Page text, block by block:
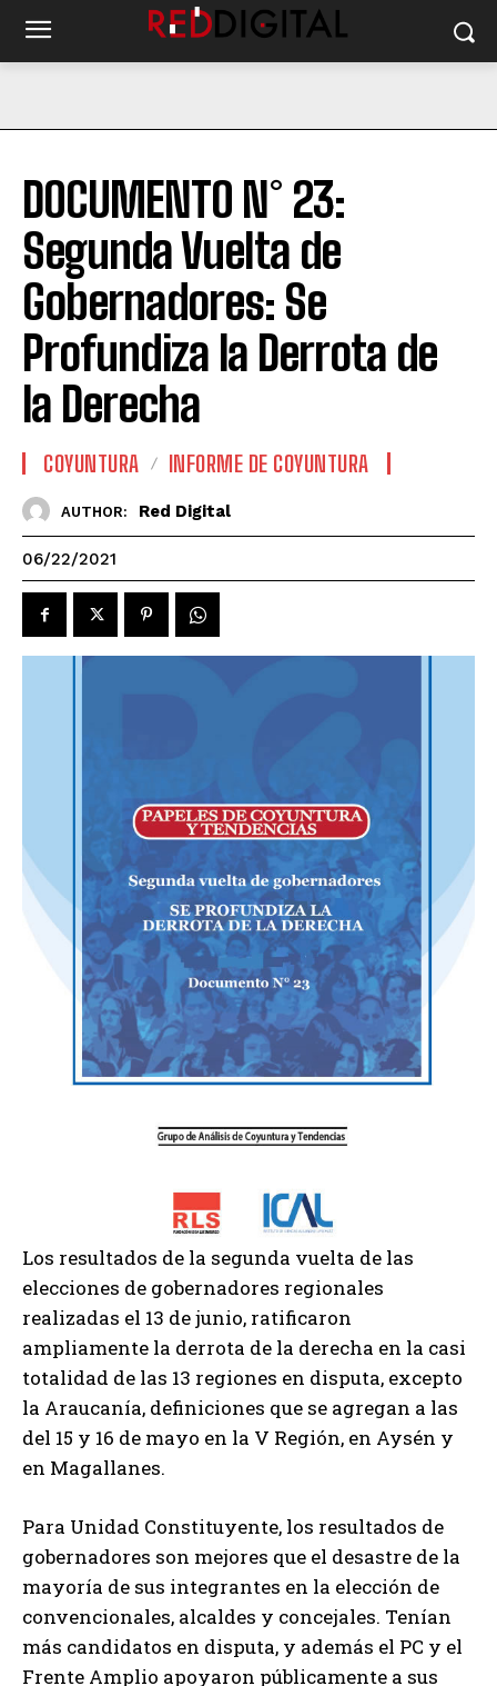
DOCUMENTO N° 23:
Segunda Vuelta de
Gobernadores: Se
Profundiza la Derrota de
la Derecha
COYUNTURA INFORME DE COYUNTURA
AUTHOR: Red Digital
06/22/2021
Los resultados de la segunda vuelta de las
elecciones de gobernadores regionales
realizadas el 13 de junio, ratificaron
ampliamente la derrota de la derecha en la casi
totalidad de las 13 regiones en disputa, excepto
la Araucanía, definiciones que se agregan a las
del 15 y 16 de mayo en la V Región, en Aysén y
en Magallanes.
Para Unidad Constituyente, los resultados de
gobernadores son mejores que el desastre de la
mayoría de sus integrantes en la elección de
convencionales, alcaldes y concejales. Tenían
más candidatos en disputa, y además el PC y el
Frente Amplio apoyaron públicamente a sus